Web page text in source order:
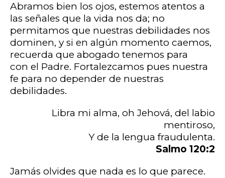
Abramos bien los ojos, estemos atentos a
las señales que la vida nos da; no
permitamos que nuestras debilidades nos
dominen, y si en algún momento caemos,
recuerda que abogado tenemos para
con el Padre. Fortalezcamos pues nuestra
fe para no depender de nuestras
debilidades.
Libra mi alma, oh Jehová, del labio
mentiroso,
Y de la lengua fraudulenta.
Salmo 120:2
Jamás olvides que nada es lo que parece.